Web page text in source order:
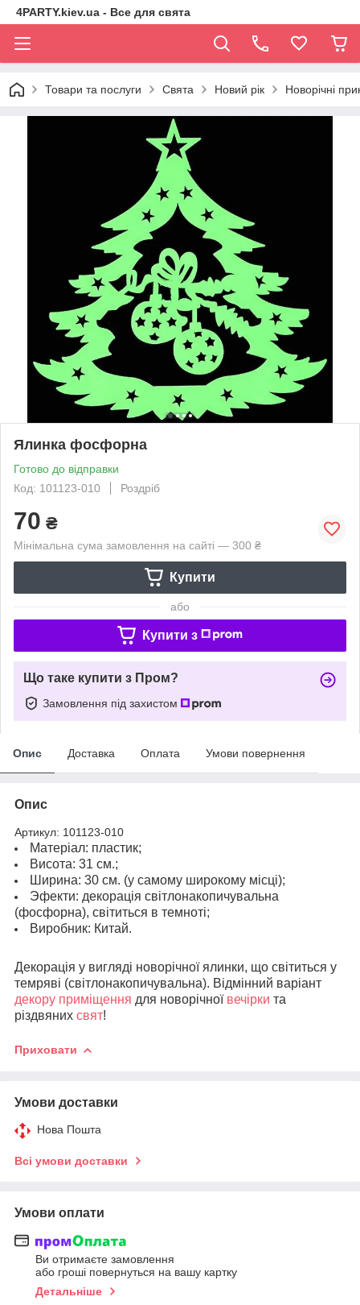
4PARTY.kiev.ua - Все для свята
Товари та послуги Свята Новий рік Новорічні
Ялинка фосфорна
Готово до відправки
Код: 101123-010
Роздріб
70 ₴
Мінімальна сума замовлення на сайті — 300 ₴
Купити
або
Купити з
Що таке купити з Пром?
Замовлення під захистом
Опис Доставка Оплата Умови повернення
Опис
Артикул: 101123-010
Матеріал: пластик;
Висота: 31 см.;
Ширина: 30 см. (у самому широкому місці);
Эфекти: декорація світлонакопичувальна
(фосфорна), світиться в темноті;
Виробник: Китай.
Декорація у вигляді новорічної ялинки, що світиться у
темряві (світлонакопичувальна). Відмінний варіант
декору приміщення для новорічної вечірки та
різдвяних свят!
Приховати
Умови доставки
Нова Пошта
Всі умови доставки
Умови оплати
Ви отримаєте замовлення
або гроші повернуться на вашу картку
Детальніше